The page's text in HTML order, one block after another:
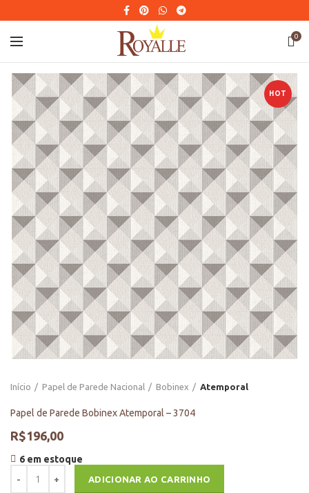
0
HOT
Início Papel de Parede Nacional Bobinex Atemporal
Papel de Parede Bobinex Atemporal – 3704
R$196,00
6 em estoque
ADICIONAR AO CARRINHO